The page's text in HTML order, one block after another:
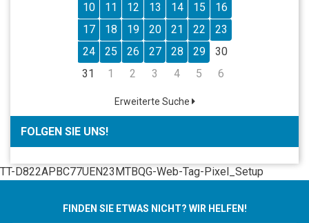
10
11 12 13 14 15
16
17
18 19 20 21 22
23
24
25 26 27 28 29
30
31
1 2 3 4 5 6
Erweiterte Suche
FOLGEN SIE UNS!
TT-D822APBC77UEN23MTBQG-Web-Tag-Pixel_Setup
FINDEN SIE ETWAS NICHT? WIR HELFEN!